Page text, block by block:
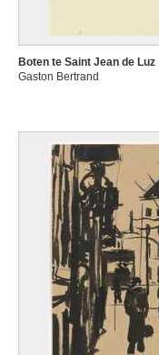
Boten te Saint Jean de Luz
Gaston Bertrand